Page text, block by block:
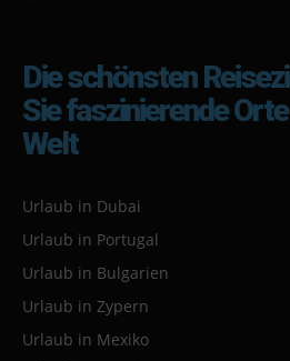
Die schönsten
Sie faszinierende
Welt
Urlaub in Dubai
Urlaub in Portugal
Urlaub in Bulgarien
Urlaub in Zypern
Urlaub in Mexiko